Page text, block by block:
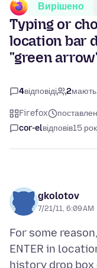
Вирішено
Typing or
location bar
"green
4відповіді 2
Firefox
cor-elвідповів15
gkolotov
7/21/11, 6:09 AM
For some
ENTER in
history drop